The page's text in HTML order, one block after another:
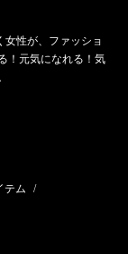
性が、ファッショ
！元気になれる！気
テム /